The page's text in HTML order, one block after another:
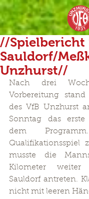
//Spielbericht
Sauldorf/
Unzhurst//
Nach drei
Vorbereitung
des VfB Unzhurst
Sonntag das
dem
Qualifikationsspiel
musste die
Kilometer weiter
Sauldorf antreten.
nicht mit leeren